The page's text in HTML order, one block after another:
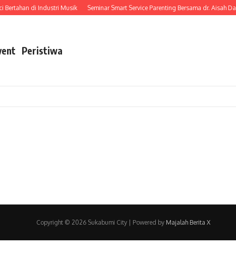
Bertahan di Industri Musik Seminar Smart Service Parenting Bersama dr. Aisah
Peristiwa
Copyright © 2026 Sukabumi City | Powered by Majalah Berita X